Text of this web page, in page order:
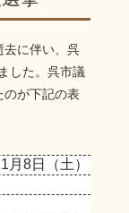
去に伴い、呉
した。呉市議
のが下記の表
月8日（土）